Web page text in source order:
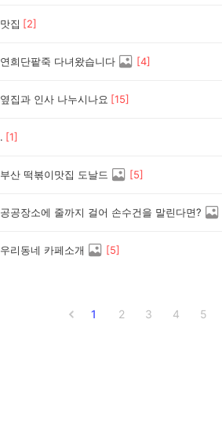
맛집 [2]
연희단팥죽 다녀왔습니다 [4]
옆집과 인사 나누시나요 [15]
. [1]
부산 떡볶이맛집 도날드 [5]
공공장소에 줄까지 걸어 손수건을 말린다면?
우리동네 카페소개 [5]
1 2 3 4 5